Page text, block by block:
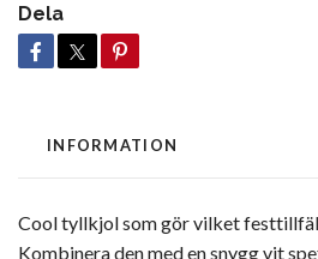
Dela
INFORMATION
Cool tyllkjol som gör vilket
Kombinera den med en snygg vit